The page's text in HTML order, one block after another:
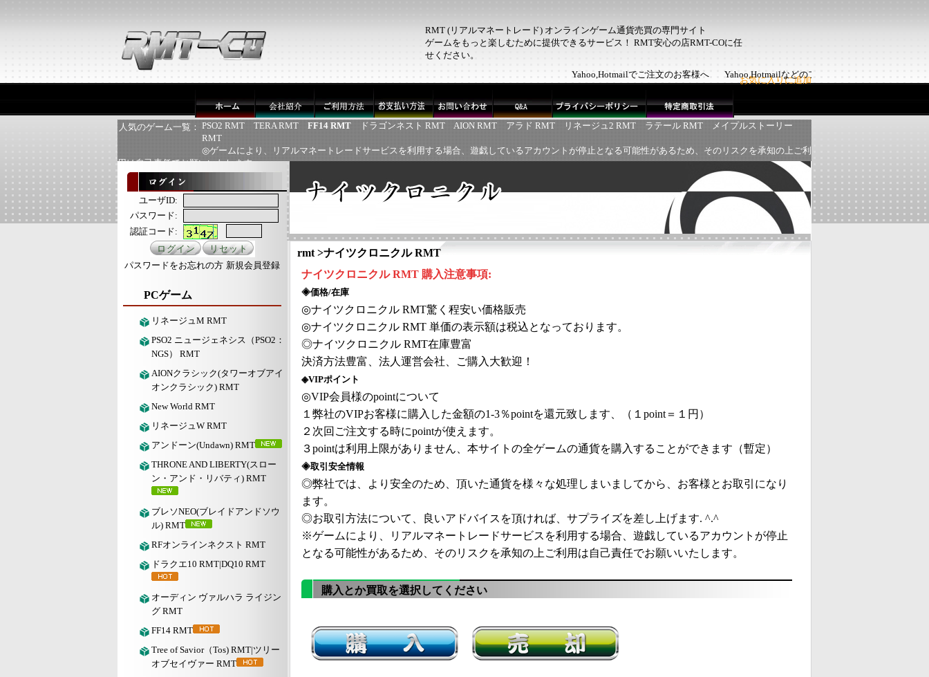
RMT (リアルマネートレード) オンラインゲーム通貨売買の専門サイト
ゲームをもっと楽しむために提供できるサービス！ RMT安心の店RMT-COに任
せください。
お気に入りに追加
Yahoo,Hotmailでご注文のお客様へ Yahoo,Hotmailなどのフリーメールでご注文のお客様
人気のゲーム一覧： PSO2 RMT TERA RMT FF14 RMT ドラゴンネスト RMT AION RMT アラド RMT リネージュ2 RMT ラテール RMT
メイプルストーリー
RMT
◎ゲームにより、リアルマネートレードサービスを利用する場合、遊戯しているアカウントが停止となる可能性があるため、そのリスクを承知の上ご利
用は自己責任でお願いいたします
ユーザID:
パスワード:
認証コード:
パスワードをお忘れの方 新規会員登録
PCゲーム
リネージュM RMT
PSO2 ニュージェネシス（PSO2：
NGS） RMT
AIONクラシック(タワーオブアイ
オンクラシック) RMT
New World RMT
リネージュW RMT
アンドーン(Undawn) RMT
THRONE AND LIBERTY(スロー
ン・アンド・リバティ) RMT
ブレソNEO(ブレイドアンドソウ
ル) RMT
RFオンラインネクスト RMT
ドラクエ10 RMT|DQ10 RMT
オーディン ヴァルハラ ライジン
グ RMT
FF14 RMT
Tree of Savior（Tos) RMT|ツリー
オブセイヴァー RMT
rmt >ナイツクロニクル RMT
ナイツクロニクル RMT 購入注意事項:
◈価格/在庫
◎ナイツクロニクル RMT驚く程安い価格販売
◎ナイツクロニクル RMT 単価の表示額は税込となっております。
◎ナイツクロニクル RMT在庫豊富
決済方法豊富、法人運営会社、ご購入大歓迎！
◈VIPポイント
◎VIP会員様のpointについて
１弊社のVIPお客様に購入した金額の1-3％pointを還元致します、（１point＝１円）
２次回ご注文する時にpointが使えます。
３pointは利用上限がありません、本サイトの全ゲームの通貨を購入することができます（暫定）
◈取引安全情報
◎弊社では、より安全のため、頂いた通貨を様々な処理しまいましてから、お客様とお取引になり
ます。
◎お取引方法について、良いアドバイスを頂ければ、サプライズを差し上げます. ^.^
※ゲームにより、リアルマネートレードサービスを利用する場合、遊戯しているアカウントが停止
となる可能性があるため、そのリスクを承知の上ご利用は自己責任でお願いいたします。
購入とか買取を選択してください